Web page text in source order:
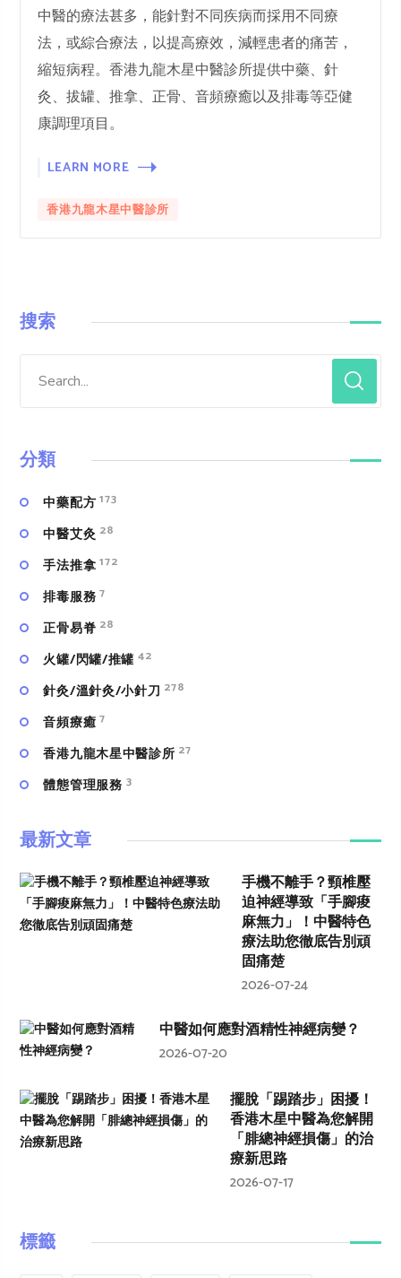
中醫的療法甚多，能針對不同疾病而採用不同療
法，或綜合療法，以提高療效，減輕患者的痛苦，
縮短病程。香港九龍木星中醫診所提供中藥、針
灸、拔罐、推拿、正骨、音頻療癒以及排毒等亞健
康調理項目。
LEARN MORE
香港九龍木星中醫診所
搜索
分類
中藥配方 173
中醫艾灸 28
手法推拿 172
排毒服務 7
正骨易脊 28
火罐/閃罐/推罐 42
針灸/溫針灸/小針刀 278
⾳頻療癒 7
香港九龍木星中醫診所 27
體態管理服務 3
最新文章
手機不離手？頸椎壓
迫神經導致「手腳痠
麻無力」！中醫特色
療法助您徹底告別頑
固痛楚
2026-07-24
中醫如何應對酒精性神經病變？
2026-07-20
擺脫「踢踏步」困擾！
香港木星中醫為您解開
「腓總神經損傷」的治
療新思路
2026-07-17
標籤